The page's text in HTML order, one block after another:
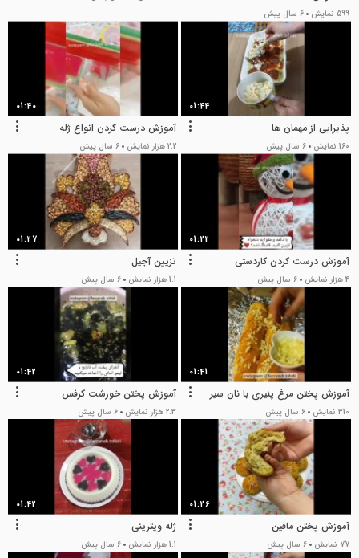
599 نمایش 6 سال پیش
01:44
پذیرایی از مهمان ها
160 نمایش 6 سال پیش
01:40
آموزش درست کردن انواع ژله
2.2 هزار نمایش 6 سال پیش
01:22
آموزش درست کردن کاردستی
4 هزار نمایش 6 سال پیش
01:27
تزیین آجیل
1.1 هزار نمایش 6 سال پیش
01:41
آموزش پختن مرغ پنیری با نان سیر
310 نمایش 6 سال پیش
01:42
آموزش پختن خورشت کرفس
2.3 هزار نمایش 6 سال پیش
01:26
آموزش پختن مافین
77 نمایش 6 سال پیش
01:42
ژله ویترینی
1.1 هزار نمایش 6 سال پیش